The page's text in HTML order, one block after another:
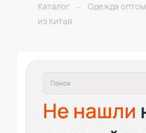
Каталог — Одежда оптом
из Китая